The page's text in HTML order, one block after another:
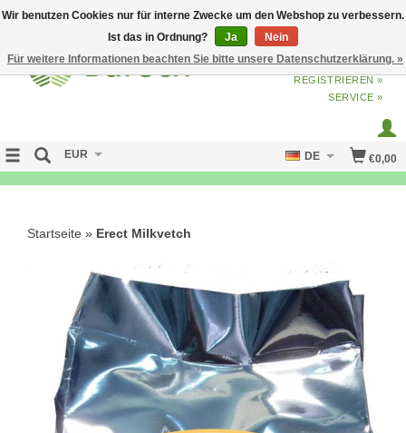
ANMELDENODERJETZT
REGISTRIEREN »
SERVICE »
€0,00
EUR DE
Startseite » Erect Milkvetch
Wir benutzen Cookies nur für interne Zwecke um den Webshop zu verbessern.
Ist das in Ordnung?
Ja
Nein
Für weitere Informationen beachten Sie bitte unsere Datenschutzerklärung. »